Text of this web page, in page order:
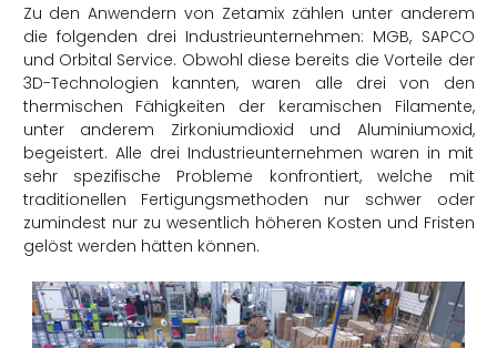
Zu den Anwendern von Zetamix zählen unter anderem
die folgenden drei Industrieunternehmen: MGB, SAPCO
und Orbital Service. Obwohl diese bereits die Vorteile der
3D-Technologien kannten, waren alle drei von den
thermischen Fähigkeiten der keramischen Filamente,
unter anderem Zirkoniumdioxid und Aluminiumoxid,
begeistert. Alle drei Industrieunternehmen waren in mit
sehr spezifische Probleme konfrontiert, welche mit
traditionellen Fertigungsmethoden nur schwer oder
zumindest nur zu wesentlich höheren Kosten und Fristen
gelöst werden hätten können.